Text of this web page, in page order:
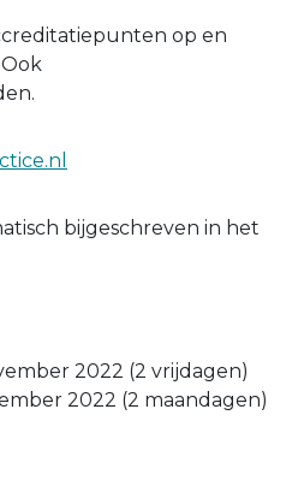
op en
bijgeschreven in het
2022 (2 vrijdagen)
2022 (2 maandagen)